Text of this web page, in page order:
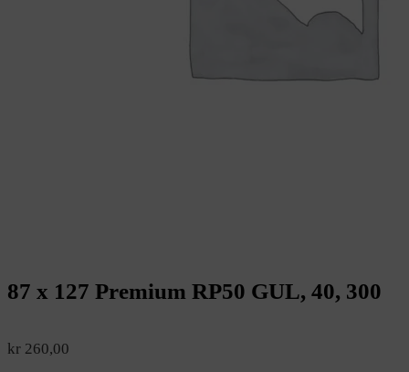
87 x 127 Premium RP50 GUL, 40, 300
kr 260,00